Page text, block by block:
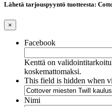
Lähetä tarjouspyyntö tuotteesta:
×
Facebook
Kenttä on
koskemattomaksi.
This field is hidden when
Nimi